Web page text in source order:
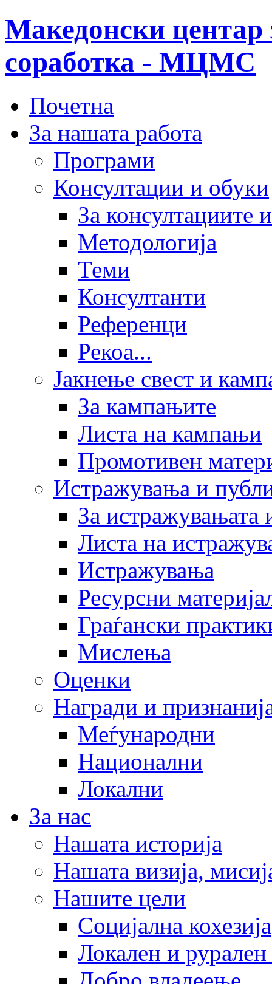
Македонски центар
соработка - МЦМС
Почетна
За нашата работа
Програми
Консултации и обуки
За консултациите
Методологија
Теми
Консултанти
Референци
Рекоа...
Јакнење свест и
За кампањите
Листа на кампањи
Промотивен
Истражувања и
За истражувањата
Листа на
Истражувања
Ресурсни
Граѓански
Мислења
Оценки
Награди и
Меѓународни
Национални
Локални
За нас
Нашата историја
Нашата визија,
Нашите цели
Социјална кохезија
Локален и рурален